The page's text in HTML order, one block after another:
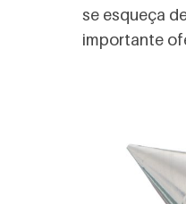
se esqueça
importante